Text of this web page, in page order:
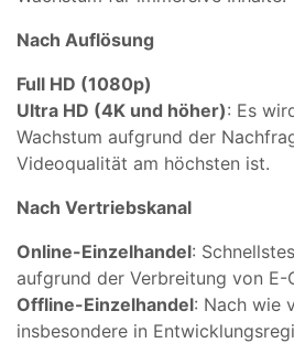
Nach Auflösung
Full HD (1080p)
Ultra HD (4K und höher): Es
Wachstum aufgrund der
Videoqualität am höchsten ist.
Nach Vertriebskanal
Online-Einzelhandel:
aufgrund der Verbreitung von E-
Offline-Einzelhandel: Nach wie
insbesondere in